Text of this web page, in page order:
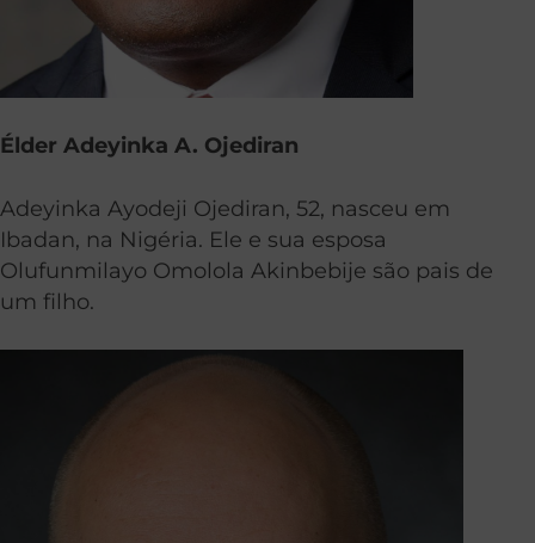
Élder Adeyinka A. Ojediran
Adeyinka Ayodeji Ojediran, 52, nasceu em
Ibadan, na Nigéria. Ele e sua esposa
Olufunmilayo Omolola Akinbebije são pais de
um filho.